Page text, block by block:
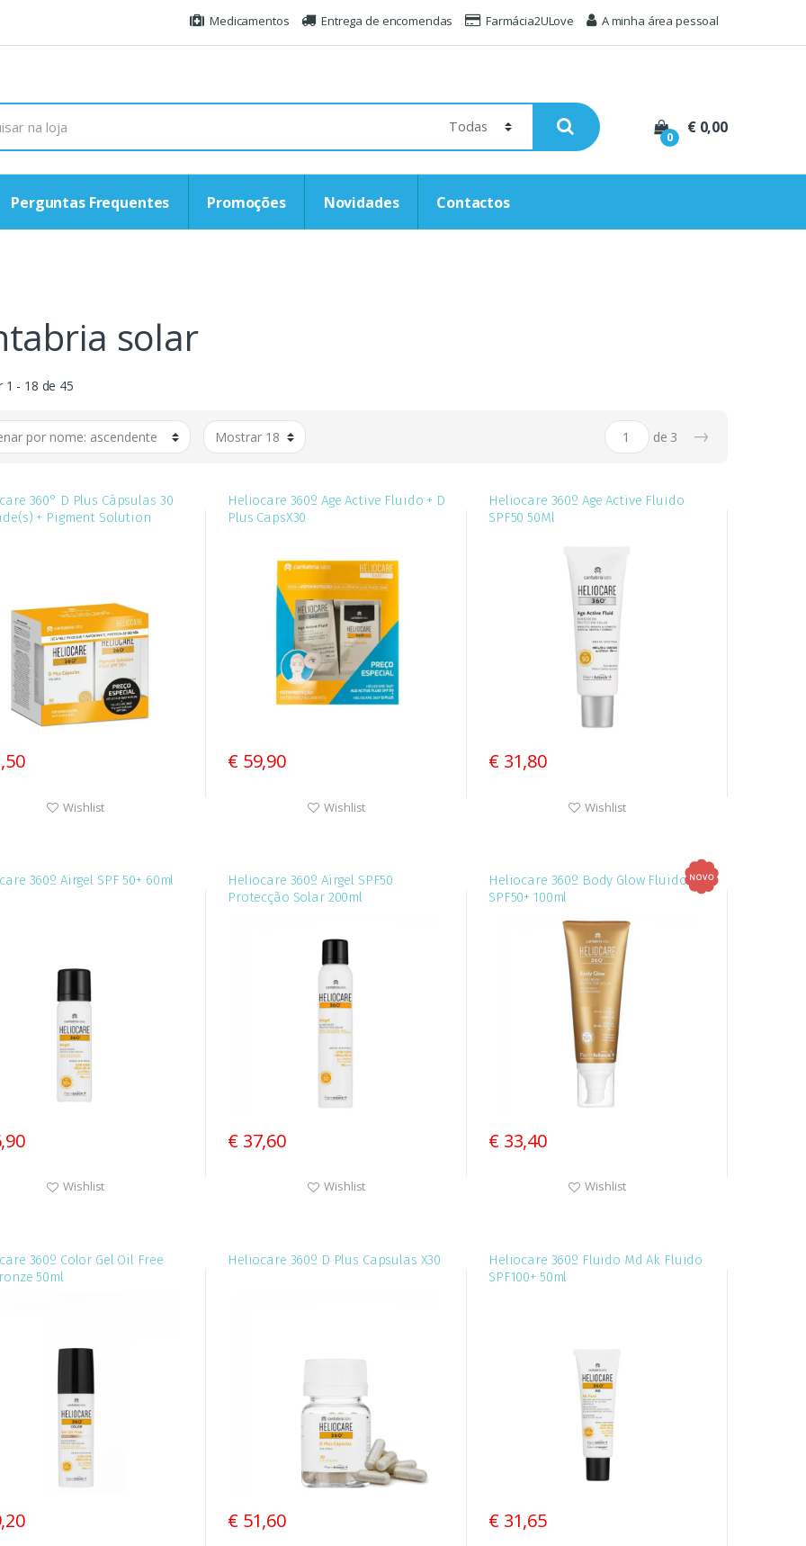
Medicamentos Entrega de encomendas Farmácia2ULove A minha área pessoal
0
€ 0,00
Perguntas Frequentes Promoções Novidades Contactos
solar
1 - 18 de 45
de 3 →
360° D Plus Cápsulas 30
+ Pigment Solution
Wishlist
Heliocare 360º Age Active Fluido + D
Plus CapsX30
€ 59,90
Wishlist
Heliocare 360º Age Active Fluido
SPF50 50Ml
€ 31,80
Wishlist
360º Airgel SPF 50+ 60ml
Wishlist
Heliocare 360º Airgel SPF50
Protecção Solar 200ml
€ 37,60
Wishlist
Heliocare 360º Body Glow Fluido
SPF50+ 100ml
€ 33,40
Wishlist
360º Color Gel Oil Free
50ml
Heliocare 360º D Plus Capsulas X30
€ 51,60
Heliocare 360º Fluido Md Ak Fluido
SPF100+ 50ml
€ 31,65